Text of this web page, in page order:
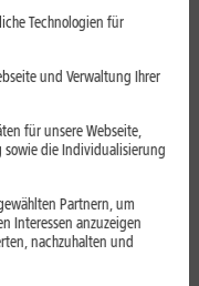
Praktische
App-Updates können
Mit einigen
Technologien für
und Verwaltung Ihrer
für unsere Webseite,
sowie die Individualisierung
Partnern, um
Interessen anzuzeigen
nachzuhalten und